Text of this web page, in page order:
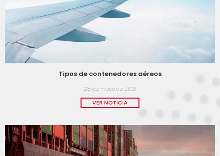
Tipos de contenedores aéreos
28 de mayo de 2021
VER NOTICIA